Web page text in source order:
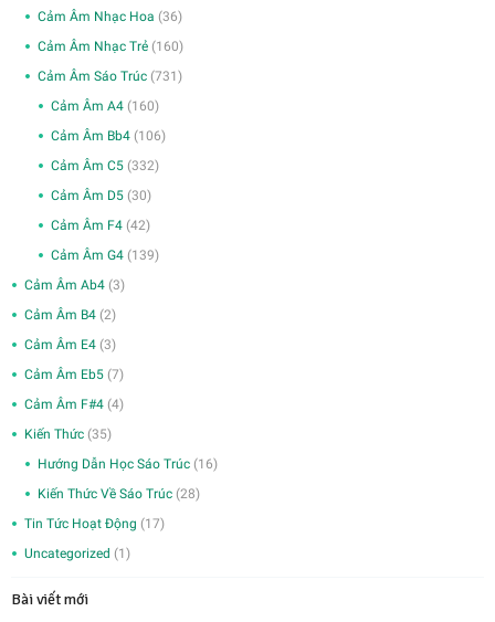
Cảm Âm Nhạc Hoa (36)
Cảm Âm Nhạc Trẻ (160)
Cảm Âm Sáo Trúc (731)
Cảm Âm A4 (160)
Cảm Âm Bb4 (106)
Cảm Âm C5 (332)
Cảm Âm D5 (30)
Cảm Âm F4 (42)
Cảm Âm G4 (139)
Cảm Âm Ab4 (3)
Cảm Âm B4 (2)
Cảm Âm E4 (3)
Cảm Âm Eb5 (7)
Cảm Âm F#4 (4)
Kiến Thức (35)
Hướng Dẫn Học Sáo Trúc (16)
Kiến Thức Về Sáo Trúc (28)
Tin Tức Hoạt Động (17)
Uncategorized (1)
Bài viết mới